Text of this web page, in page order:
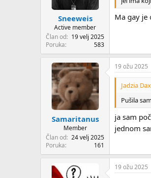
Sneeweis
Active member
Član od
19 velj 2025
Poruka
583
Ma gay je
Samaritanus
Member
Član od 24 velj 2025
Poruka
161
19 ožu 2025
Jadzia
Pušila
ja sam
jednom
19 ožu 2025